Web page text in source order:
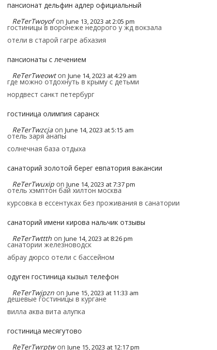
пансионат дельфин адлер официальный
ReTerTwoyof on June 13, 2023 at 2:05 pm
гостиницы в воронеже недорого у жд вокзала
отели в старой гагре абхазия
пансионаты с лечением
ReTerTweowt on June 14, 2023 at 4:29 am
где можно отдохнуть в крыму с детьми
нордвест санкт петербург
гостиница олимпия саранск
ReTerTwzcja on June 14, 2023 at 5:15 am
отель заря анапы
солнечная база отдыха
санаторий золотой берег евпатория вакансии
ReTerTwuxip on June 14, 2023 at 7:37 pm
отель хэмптон бай хилтон москва
курсовка в ессентуках без проживания в санатории
санаторий имени кирова нальчик отзывы
ReTerTwttth on June 14, 2023 at 8:26 pm
санатории железноводск
абрау дюрсо отели с бассейном
одуген гостиница кызыл телефон
ReTerTwjpzn on June 15, 2023 at 11:33 am
дешевые гостиницы в кургане
вилла аква вита алупка
гостиница месягутово
ReTerTwrptw on June 15, 2023 at 12:17 pm